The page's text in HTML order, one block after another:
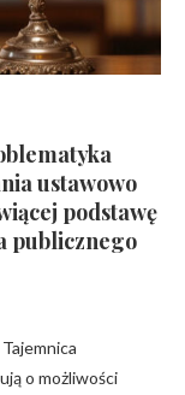
ustawowo
podstawę
publicznego
o możliwości